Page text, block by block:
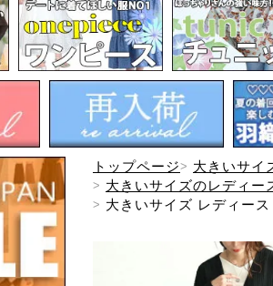
トップページ
大きいサイ
大きいサイズのレディー
大きいサイズ レディー